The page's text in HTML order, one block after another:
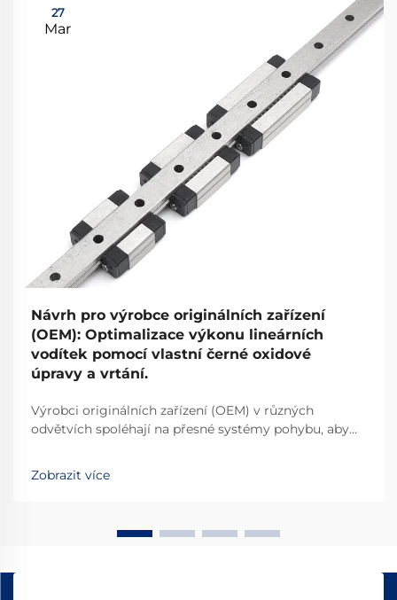
27
Mar
Návrh pro výrobce originálních zařízení
(OEM): Optimalizace výkonu lineárních
vodítek pomocí vlastní černé oxidové
úpravy a vrtání.
Výrobci originálních zařízení (OEM) v různých
odvětvích spoléhají na přesné systémy pohybu, aby
vhodných komponent pro lineární pohyb přímo
ovlivňuje spolehlivost výrobku...
Zobrazit více